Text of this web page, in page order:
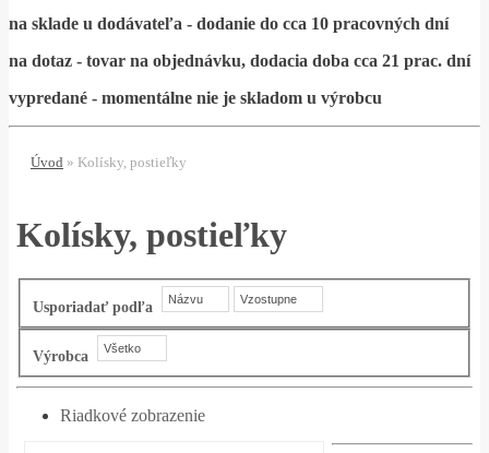
na sklade u dodávateľa - dodanie do cca 10 pracovných dní
na dotaz - tovar na objednávku, dodacia doba cca 21 prac. dní
vypredané - momentálne nie je skladom u výrobcu
Úvod » Kolísky, postieľky
Kolísky, postieľky
Usporiadať podľa Názvu Vzostupne
Výrobca Všetko
Riadkové zobrazenie